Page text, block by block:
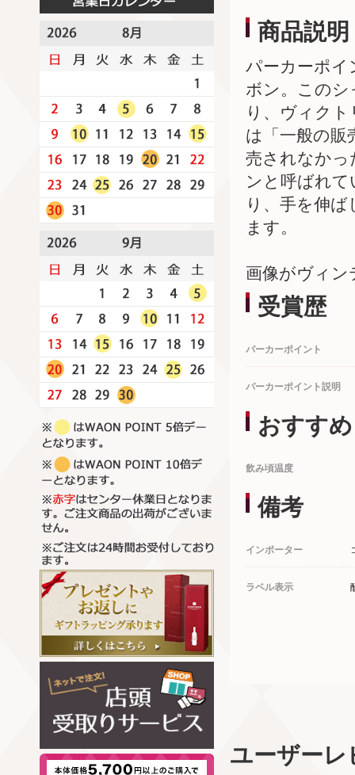
商品説明
パーカーポイ
ボン。このシ
り、ヴィク
は「一般の販
売されなかっ
ンと呼ばれ
り、手を伸
ます。
画像がヴィン
受賞歴
パーカーポイント
パーカーポイント説明
おすすめ
飲み頃温度
備考
インポーター
ラベル表示
ユーザーレ